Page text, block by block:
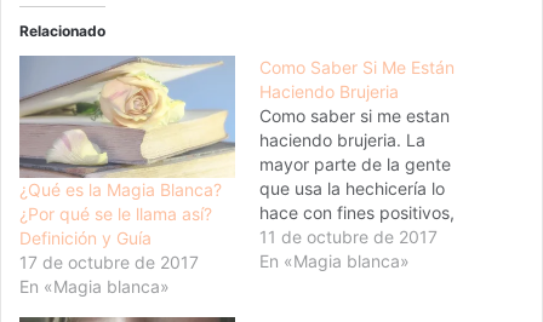
Relacionado
¿Qué es la Magia Blanca?
¿Por qué se le llama así?
Definición y Guía
17 de octubre de 2017
En «Magia blanca»
Como Saber Si Me Están
Haciendo Brujeria
Como saber si me estan
haciendo brujeria. La
mayor parte de la gente
que usa la hechicería lo
hace con fines positivos,
simplemente buscan
mejorar sus vidas. Pero
11 de octubre de 2017
En «Magia blanca»